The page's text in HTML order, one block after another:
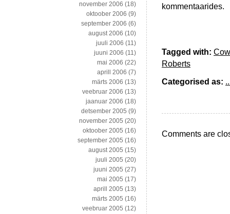
kommentaarides.
Tagged with:
Roberts
Categorised as:
Comments are
november 2006 (18)
oktoober 2006 (9)
september 2006 (6)
august 2006 (10)
juuli 2006 (11)
juuni 2006 (11)
mai 2006 (22)
aprill 2006 (7)
märts 2006 (13)
veebruar 2006 (13)
jaanuar 2006 (18)
detsember 2005 (9)
november 2005 (20)
oktoober 2005 (16)
september 2005 (16)
august 2005 (15)
juuli 2005 (20)
juuni 2005 (27)
mai 2005 (17)
aprill 2005 (13)
märts 2005 (16)
veebruar 2005 (12)